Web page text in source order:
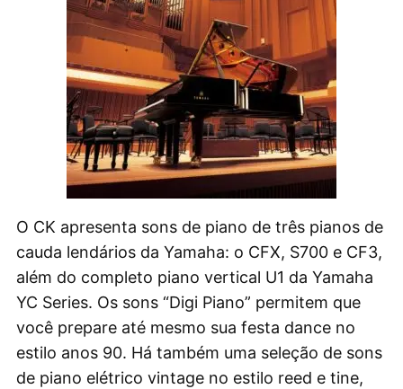
O CK apresenta sons de piano de três pianos de
cauda lendários da Yamaha: o CFX, S700 e CF3,
além do completo piano vertical U1 da Yamaha
YC Series. Os sons “Digi Piano” permitem que
você prepare até mesmo sua festa dance no
estilo anos 90. Há também uma seleção de sons
de piano elétrico vintage no estilo reed e tine,